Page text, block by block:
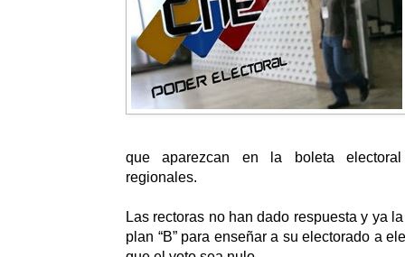
que aparezcan en la boleta
regionales.
Las rectoras no han dado respuesta y ya
plan “B” para enseñar a su electorado a